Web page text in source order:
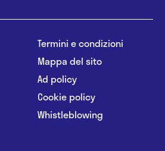
Termini e condizioni
Mappa del sito
Ad policy
Cookie policy
Whistleblowing